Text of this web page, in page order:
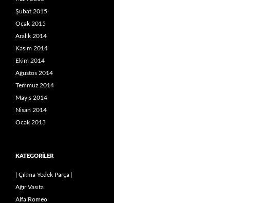
Şubat 2015
Ocak 2015
Aralık 2014
Kasım 2014
Ekim 2014
Ağustos 2014
Temmuz 2014
Mayıs 2014
Nisan 2014
Ocak 2013
KATEGORILER
| Çıkma Yedek Parça |
Ağır Vasıta
Alfa Romeo